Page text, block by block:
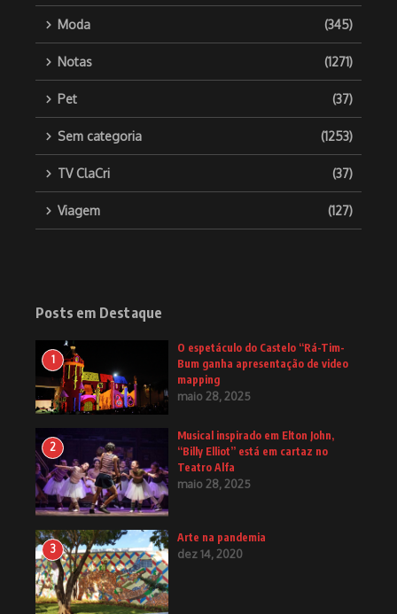
Moda (345)
Notas (1271)
Pet (37)
Sem categoria (1253)
TV ClaCri (37)
Viagem (127)
Posts em Destaque
1
O espetáculo do Castelo “Rá-Tim-
Bum ganha apresentação de video
mapping
maio 28, 2025
2
Musical inspirado em Elton John,
“Billy Elliot” está em cartaz no
Teatro Alfa
maio 28, 2025
3
Arte na pandemia
dez 14, 2020